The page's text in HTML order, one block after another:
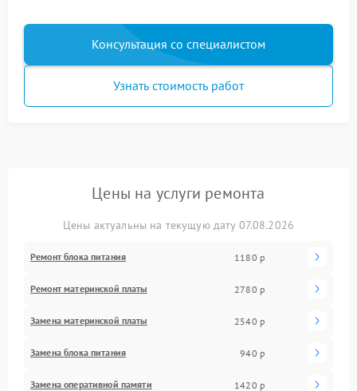
Консультация со специалистом
Узнать стоимость работ
Цены на услуги ремонта
Цены актуальны на текущую дату 07.08.2026
Ремонт блока питания 1180 р
Ремонт материнской платы 2780 р
Замена материнской платы 2540 р
Замена блока питания 940 р
Замена оперативной памяти 1420 р